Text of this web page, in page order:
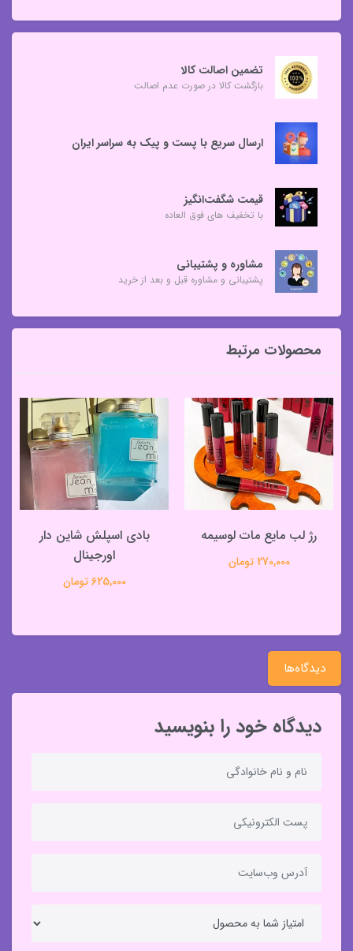
تضمین اصالت کالا
بازگشت کالا در صورت عدم اصالت
ارسال سریع با پست و پیک به سراسر ایران
قیمت شگفت‌انگیز
با تخفیف های فوق العاده
مشاوره و پشتیبانی
پشتیبانی و مشاوره قبل و بعد از خرید
محصولات مرتبط
رژ لب مایع مات لوسیمه
270,000 تومان
بادی اسپلش شاین دار
اورجینال
625,000 تومان
دیدگاه‌ها
دیدگاه خود را بنویسید